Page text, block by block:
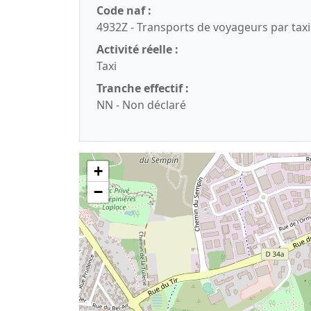
Code naf :
4932Z - Transports de voyageurs par
Activité réelle :
Taxi
Tranche effectif :
NN - Non déclaré
+
−